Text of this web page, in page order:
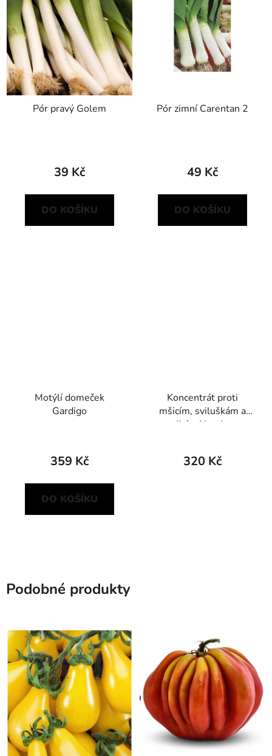
Pór pravý Golem
39 Kč
DO KOŠÍKU
Pór zimní Carentan 2
49 Kč
DO KOŠÍKU
Motýlí domeček
Gardigo
359 Kč
DO KOŠÍKU
Koncentrát proti
mšicím, sviluškám a
molicím Neudosan
320 Kč
Podobné produkty